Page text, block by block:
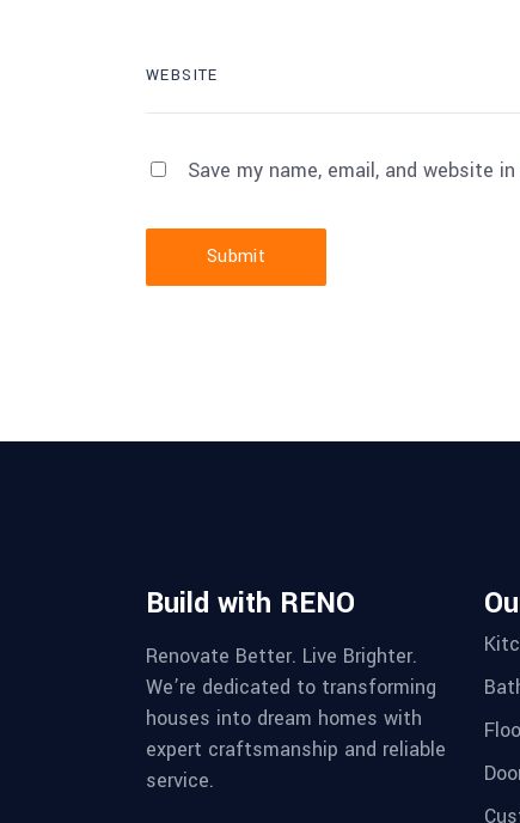
Save my name, email, and website
Submit
Build with RENO
Renovate Better. Live Brighter.
We’re dedicated to transforming
houses into dream homes with
expert craftsmanship and reliable
service.